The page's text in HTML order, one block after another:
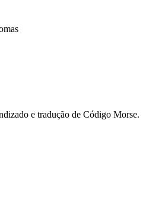
e tradução de Código Morse.